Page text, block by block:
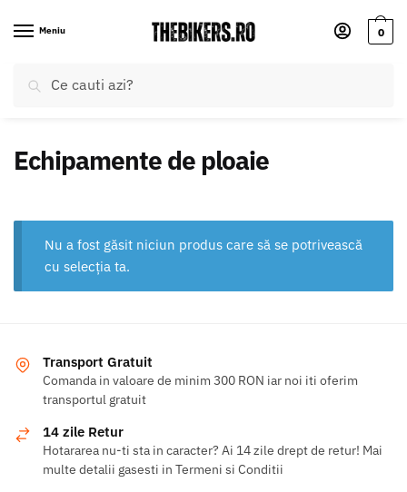
Meniu
după:
Caută
0
Echipamente de ploaie
Nu a fost găsit niciun produs care să se potrivească
cu selecția ta.
Transport Gratuit
Comanda in valoare de minim 300 RON iar noi iti oferim
transportul gratuit
14 zile Retur
Hotararea nu-ti sta in caracter? Ai 14 zile drept de retur! Mai
multe detalii gasesti in Termeni si Conditii